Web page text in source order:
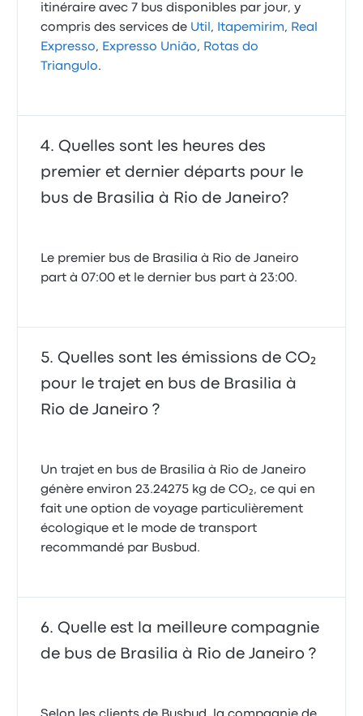
itinéraire avec 7 bus disponibles par jour, y
compris des services de Util , Itapemirim, Real
Expresso, Expresso União, Rotas do
Triangulo.
Quelles sont les heures des
premier et dernier départs pour le
bus de Brasilia à Rio de Janeiro?
Le premier bus de Brasilia à Rio de Janeiro
part à 07:00 et le dernier bus part à 23:00.
Quelles sont les émissions de CO₂
pour le trajet en bus de Brasilia à
Rio de Janeiro ?
Un trajet en bus de Brasilia à Rio de Janeiro
génère environ 23.24275 kg de CO₂, ce qui en
fait une option de voyage particulièrement
écologique et le mode de transport
recommandé par Busbud.
Quelle est la meilleure compagnie
de bus de Brasilia à Rio de Janeiro ?